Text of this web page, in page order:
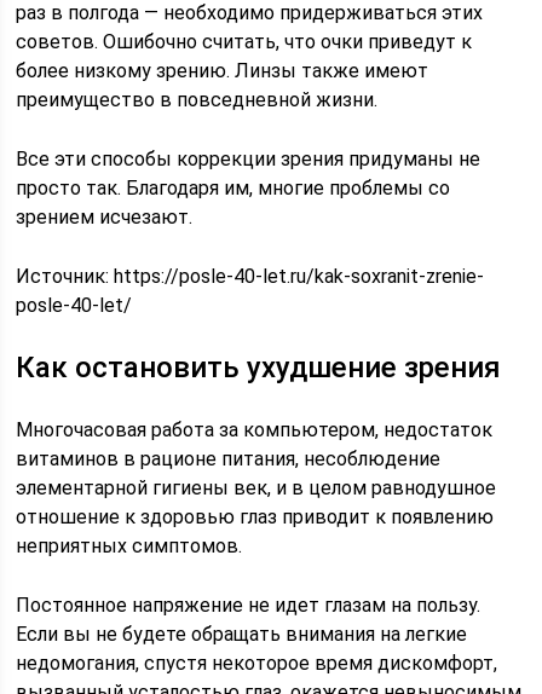
раз в полгода — необходимо придерживаться этих
советов. Ошибочно считать, что очки приведут к
более низкому зрению. Линзы также имеют
преимущество в повседневной жизни.
Все эти способы коррекции зрения придуманы не
просто так. Благодаря им, многие проблемы со
зрением исчезают.
Источник:https://posle-40-let.ru/kak-soxranit-zrenie-
posle-40-let/
Как остановить ухудшение зрения
Многочасовая работа за компьютером, недостаток
витаминов в рационе питания, несоблюдение
элементарной гигиены век, и в целом равнодушное
отношение к здоровью глаз приводит к появлению
неприятных симптомов.
Постоянное напряжение не идет глазам на пользу.
Если вы не будете обращать внимания на легкие
недомогания, спустя некоторое время дискомфорт,